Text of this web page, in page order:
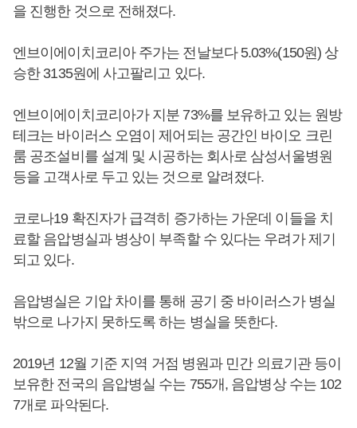
을 진행한 것으로 전해졌다.
엔브이에이치코리아 주가는 전날보다 5.03%(150원) 상
승한 3135원에 사고팔리고 있다.
엔브이에이치코리아가 지분 73%를 보유하고 있는 원방
테크는 바이러스 오염이 제어되는 공간인 바이오 크린
룸 공조설비를 설계 및 시공하는 회사로 삼성서울병원
등을 고객사로 두고 있는 것으로 알려졌다.
코로나19 확진자가 급격히 증가하는 가운데 이들을 치
료할 음압병실과 병상이 부족할 수 있다는 우려가 제기
되고 있다.
음압병실은 기압 차이를 통해 공기 중 바이러스가 병실
밖으로 나가지 못하도록 하는 병실을 뜻한다.
2019년 12월 기준 지역 거점 병원과 민간 의료기관 등이
보유한 전국의 음압병실 수는 755개, 음압병상 수는 102
7개로 파악된다.